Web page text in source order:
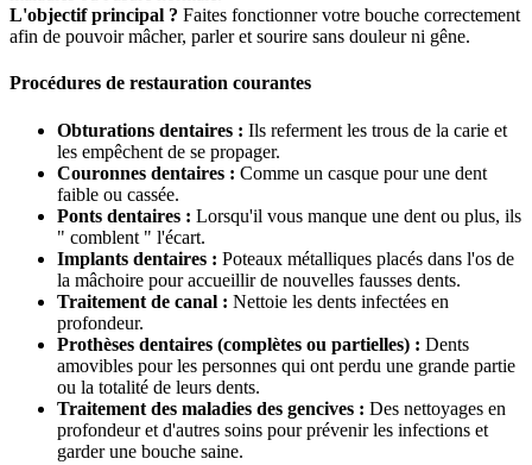
L'objectif principal ? Faites fonctionner votre bouche correctement
afin de pouvoir mâcher, parler et sourire sans douleur ni gêne.
Procédures de restauration courantes
Obturations dentaires : Ils referment les trous de la carie et
les empêchent de se propager.
Couronnes dentaires : Comme un casque pour une dent
faible ou cassée.
Ponts dentaires : Lorsqu'il vous manque une dent ou plus, ils
" comblent " l'écart.
Implants dentaires : Poteaux métalliques placés dans l'os de
la mâchoire pour accueillir de nouvelles fausses dents.
Traitement de canal : Nettoie les dents infectées en
profondeur.
Prothèses dentaires (complètes ou partielles) : Dents
amovibles pour les personnes qui ont perdu une grande partie
ou la totalité de leurs dents.
Traitement des maladies des gencives : Des nettoyages en
profondeur et d'autres soins pour prévenir les infections et
garder une bouche saine.